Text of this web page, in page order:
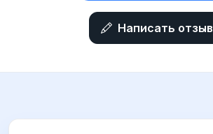
Написать отзыв